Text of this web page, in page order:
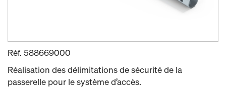
Réf. 588669000
Réalisation des délimitations de sécurité de la
passerelle pour le système d’accès.